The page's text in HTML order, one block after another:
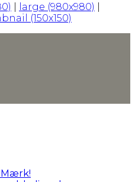
large (980x980)
(150x150)
Mærk!